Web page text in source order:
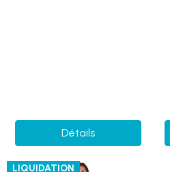
Détails
LIQUIDATION